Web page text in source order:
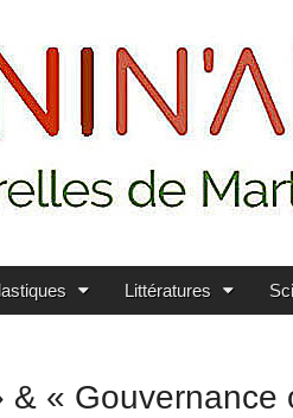
Littératures
« Gouvernance